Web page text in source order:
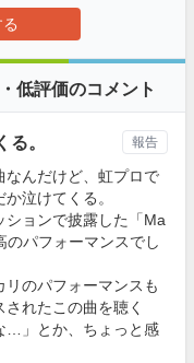
低評価のコメント
。
なんだけど、虹プロで
泣けてくる。
ョンで披露した「Ma
パフォーマンスでし
のパフォーマンスも
れたこの曲を聴く
…」とか、ちょっと感
報告